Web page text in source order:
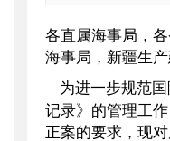
公开日期：2009
主题词：
机构分类：海事
主题分类：安全
各直属海事局，
海事局，新疆生
为进一步规范
记录》的管理工
正案的要求，现